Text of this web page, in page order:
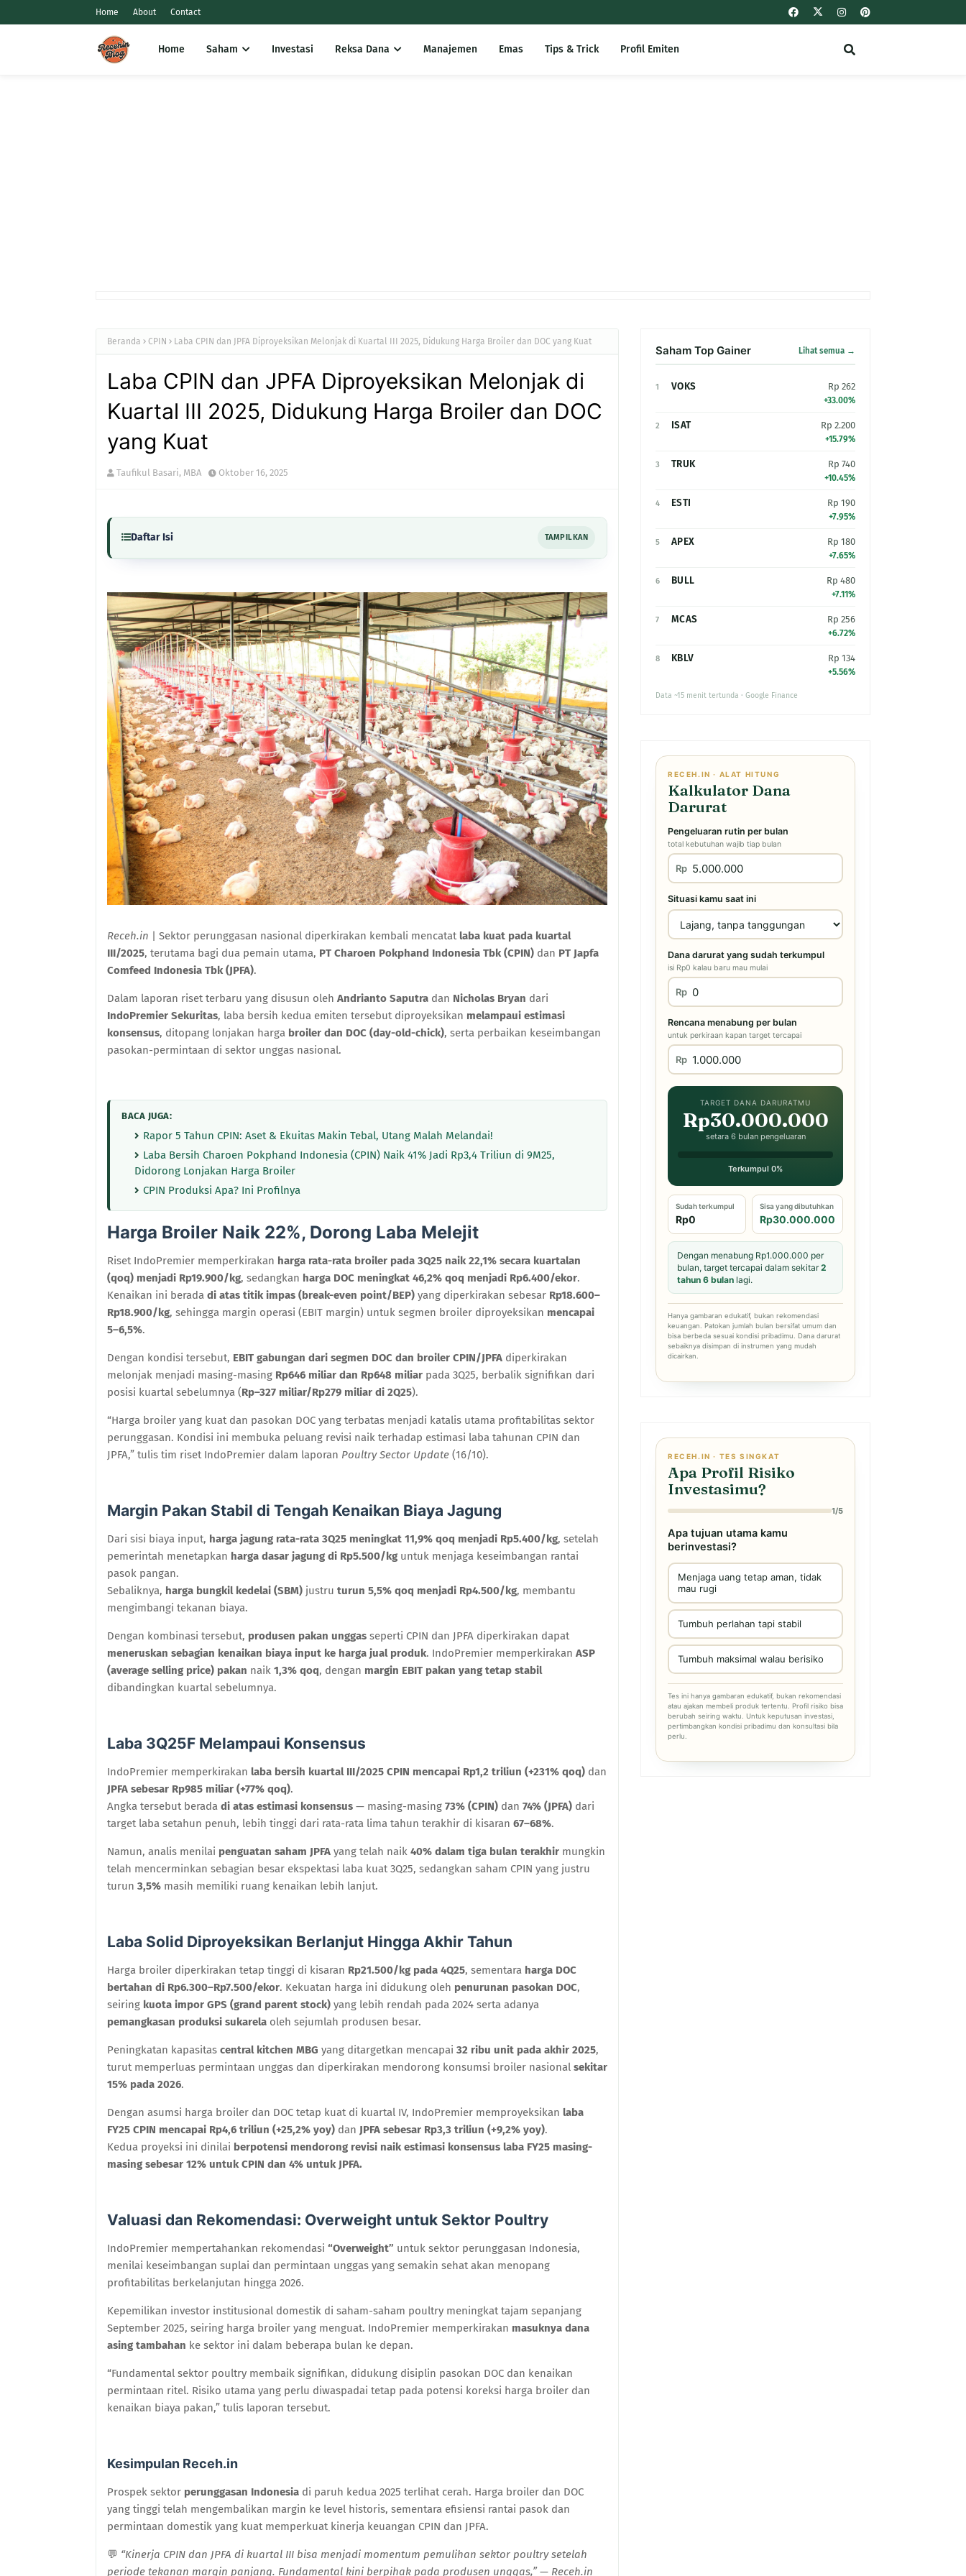
Home About Contact
Home Saham Investasi Reksa Dana Manajemen Emas Tips & Trick Profil Emiten
Beranda CPIN Laba CPIN dan JPFA Diproyeksikan Melonjak di Kuartal III 2025, Didukung Harga Broiler dan DOC yang Kuat
Laba CPIN dan JPFA Diproyeksikan Melonjak di
Kuartal III 2025, Didukung Harga Broiler dan DOC
yang Kuat
Taufikul Basari, MBA Oktober 16, 2025
Daftar Isi TAMPILKAN
Receh.in | Sektor perunggasan nasional diperkirakan kembali mencatat laba kuat pada kuartal
III/2025, terutama bagi dua pemain utama, PT Charoen Pokphand Indonesia Tbk (CPIN) dan PT Japfa
Comfeed Indonesia Tbk (JPFA).
Dalam laporan riset terbaru yang disusun oleh Andrianto Saputra dan Nicholas Bryan dari
IndoPremier Sekuritas, laba bersih kedua emiten tersebut diproyeksikan melampaui estimasi
konsensus, ditopang lonjakan harga broiler dan DOC (day-old-chick), serta perbaikan keseimbangan
pasokan-permintaan di sektor unggas nasional.
BACA JUGA:
Rapor 5 Tahun CPIN: Aset & Ekuitas Makin Tebal, Utang Malah Melandai!
Laba Bersih Charoen Pokphand Indonesia (CPIN) Naik 41% Jadi Rp3,4 Triliun di 9M25,
Didorong Lonjakan Harga Broiler
CPIN Produksi Apa? Ini Profilnya
Harga Broiler Naik 22%, Dorong Laba Melejit
Riset IndoPremier memperkirakan harga rata-rata broiler pada 3Q25 naik 22,1% secara kuartalan
(qoq) menjadi Rp19.900/kg, sedangkan harga DOC meningkat 46,2% qoq menjadi Rp6.400/ekor.
Kenaikan ini berada di atas titik impas (break-even point/BEP) yang diperkirakan sebesar Rp18.600–
Rp18.900/kg, sehingga margin operasi (EBIT margin) untuk segmen broiler diproyeksikan mencapai
5–6,5%.
Dengan kondisi tersebut, EBIT gabungan dari segmen DOC dan broiler CPIN/JPFA diperkirakan
melonjak menjadi masing-masing Rp646 miliar dan Rp648 miliar pada 3Q25, berbalik signifikan dari
posisi kuartal sebelumnya (Rp–327 miliar/Rp279 miliar di 2Q25).
“Harga broiler yang kuat dan pasokan DOC yang terbatas menjadi katalis utama profitabilitas sektor
perunggasan. Kondisi ini membuka peluang revisi naik terhadap estimasi laba tahunan CPIN dan
JPFA,” tulis tim riset IndoPremier dalam laporan Poultry Sector Update (16/10).
Margin Pakan Stabil di Tengah Kenaikan Biaya Jagung
Dari sisi biaya input, harga jagung rata-rata 3Q25 meningkat 11,9% qoq menjadi Rp5.400/kg, setelah
pemerintah menetapkan harga dasar jagung di Rp5.500/kg untuk menjaga keseimbangan rantai
pasok pangan.
Sebaliknya, harga bungkil kedelai (SBM) justru turun 5,5% qoq menjadi Rp4.500/kg, membantu
mengimbangi tekanan biaya.
Dengan kombinasi tersebut, produsen pakan unggas seperti CPIN dan JPFA diperkirakan dapat
meneruskan sebagian kenaikan biaya input ke harga jual produk. IndoPremier memperkirakan ASP
(average selling price) pakan naik 1,3% qoq, dengan margin EBIT pakan yang tetap stabil
dibandingkan kuartal sebelumnya.
Laba 3Q25F Melampaui Konsensus
IndoPremier memperkirakan laba bersih kuartal III/2025 CPIN mencapai Rp1,2 triliun (+231% qoq) dan
JPFA sebesar Rp985 miliar (+77% qoq).
Angka tersebut berada di atas estimasi konsensus — masing-masing 73% (CPIN) dan 74% (JPFA) dari
target laba setahun penuh, lebih tinggi dari rata-rata lima tahun terakhir di kisaran 67–68%.
Namun, analis menilai penguatan saham JPFA yang telah naik 40% dalam tiga bulan terakhir mungkin
telah mencerminkan sebagian besar ekspektasi laba kuat 3Q25, sedangkan saham CPIN yang justru
turun 3,5% masih memiliki ruang kenaikan lebih lanjut.
Laba Solid Diproyeksikan Berlanjut Hingga Akhir Tahun
Harga broiler diperkirakan tetap tinggi di kisaran Rp21.500/kg pada 4Q25, sementara harga DOC
bertahan di Rp6.300–Rp7.500/ekor. Kekuatan harga ini didukung oleh penurunan pasokan DOC,
seiring kuota impor GPS (grand parent stock) yang lebih rendah pada 2024 serta adanya
pemangkasan produksi sukarela oleh sejumlah produsen besar.
Peningkatan kapasitas central kitchen MBG yang ditargetkan mencapai 32 ribu unit pada akhir 2025,
turut memperluas permintaan unggas dan diperkirakan mendorong konsumsi broiler nasional sekitar
15% pada 2026.
Dengan asumsi harga broiler dan DOC tetap kuat di kuartal IV, IndoPremier memproyeksikan laba
FY25 CPIN mencapai Rp4,6 triliun (+25,2% yoy) dan JPFA sebesar Rp3,3 triliun (+9,2% yoy).
Kedua proyeksi ini dinilai berpotensi mendorong revisi naik estimasi konsensus laba FY25 masing-
masing sebesar 12% untuk CPIN dan 4% untuk JPFA.
Valuasi dan Rekomendasi: Overweight untuk Sektor Poultry
IndoPremier mempertahankan rekomendasi “Overweight” untuk sektor perunggasan Indonesia,
menilai keseimbangan suplai dan permintaan unggas yang semakin sehat akan menopang
profitabilitas berkelanjutan hingga 2026.
Kepemilikan investor institusional domestik di saham-saham poultry meningkat tajam sepanjang
September 2025, seiring harga broiler yang menguat. IndoPremier memperkirakan masuknya dana
asing tambahan ke sektor ini dalam beberapa bulan ke depan.
“Fundamental sektor poultry membaik signifikan, didukung disiplin pasokan DOC dan kenaikan
permintaan ritel. Risiko utama yang perlu diwaspadai tetap pada potensi koreksi harga broiler dan
kenaikan biaya pakan,” tulis laporan tersebut.
Kesimpulan Receh.in
Prospek sektor perunggasan Indonesia di paruh kedua 2025 terlihat cerah. Harga broiler dan DOC
yang tinggi telah mengembalikan margin ke level historis, sementara efisiensi rantai pasok dan
permintaan domestik yang kuat memperkuat kinerja keuangan CPIN dan JPFA.
💬 “Kinerja CPIN dan JPFA di kuartal III bisa menjadi momentum pemulihan sektor poultry setelah
periode tekanan margin panjang. Fundamental kini berpihak pada produsen unggas,” — Receh.in
Saham Top Gainer Lihat semua →
1 VOKS Rp 262
+33.00%
2 ISAT Rp 2.200
+15.79%
3 TRUK Rp 740
+10.45%
4 ESTI Rp 190
+7.95%
5 APEX Rp 180
+7.65%
6 BULL Rp 480
+7.11%
7 MCAS Rp 256
+6.72%
8 KBLV Rp 134
+5.56%
Data ~15 menit tertunda · Google Finance
RECEH.IN · ALAT HITUNG
Kalkulator Dana
Darurat
Pengeluaran rutin per bulan
total kebutuhan wajib tiap bulan
Rp
Situasi kamu saat ini
Dana darurat yang sudah terkumpul
isi Rp0 kalau baru mau mulai
Rp
Rencana menabung per bulan
untuk perkiraan kapan target tercapai
Rp
TARGET DANA DARURATMU
Rp30.000.000
setara 6 bulan pengeluaran
Terkumpul 0%
Sudah terkumpul
Rp0
Sisa yang dibutuhkan
Rp30.000.000
Dengan menabung Rp1.000.000 per
bulan, target tercapai dalam sekitar2
tahun 6 bulan lagi.
Hanya gambaran edukatif, bukan rekomendasi
keuangan. Patokan jumlah bulan bersifat umum dan
bisa berbeda sesuai kondisi pribadimu. Dana darurat
sebaiknya disimpan di instrumen yang mudah
dicairkan.
RECEH.IN · TES SINGKAT
Apa Profil Risiko
Investasimu?
1/5
Apa tujuan utama kamu
berinvestasi?
Menjaga uang tetap aman, tidak
mau rugi
Tumbuh perlahan tapi stabil
Tumbuh maksimal walau berisiko
Tes ini hanya gambaran edukatif, bukan rekomendasi
atau ajakan membeli produk tertentu. Profil risiko bisa
berubah seiring waktu. Untuk keputusan investasi,
pertimbangkan kondisi pribadimu dan konsultasi bila
perlu.